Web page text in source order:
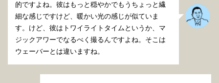
的ですよね。彼はもっと穏やかでもうちょっと繊
細な感じですけど、暖かい光の感じが似ていま
す。けど、彼はトワイライトタイムというか、マ
ジックアワーでなるべく撮るんですよね。そこは
ウェーバーとは違いますね。